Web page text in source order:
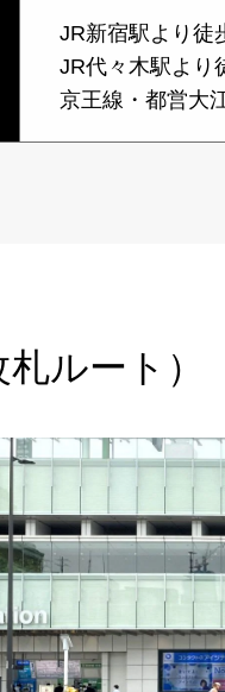
JR新宿駅より徒
JR代々木駅より
京王線・都営大
ルート）